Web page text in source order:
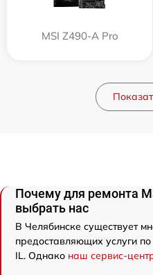
MSI Z490-A Pro
Почему для ремонта
выбрать нас
В Челябинске существует
предоставляющих услуги
IL. Однако наш сервис-